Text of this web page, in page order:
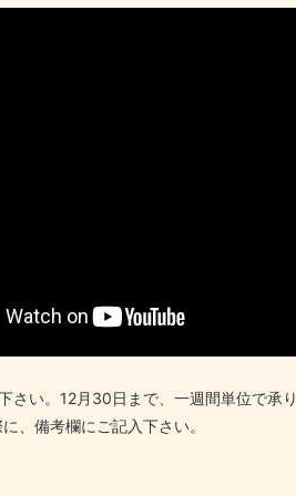
さい。12月30日まで、一週間単位で承
、備考欄にご記入下さい。